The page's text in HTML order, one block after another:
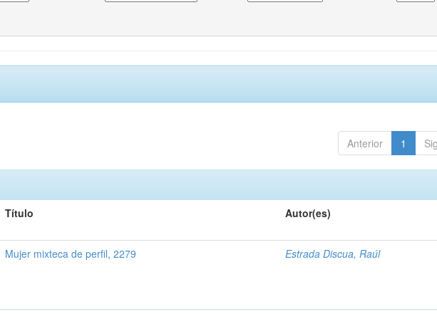
Anterior 1
Título Autor(es)
Mujer mixteca de perfil, 2279 Estrada Discua, Raúl